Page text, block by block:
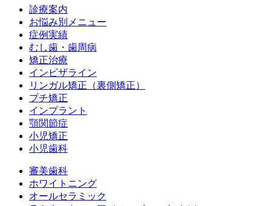
診療案内
お悩み別メニュー
症例実績
むし歯・歯周病
矯正治療
インビザライン
リンガル矯正（裏側矯正）
プチ矯正
インプラント
顎関節症
小児矯正
小児歯科
審美歯科
ホワイトニング
オールセラミック